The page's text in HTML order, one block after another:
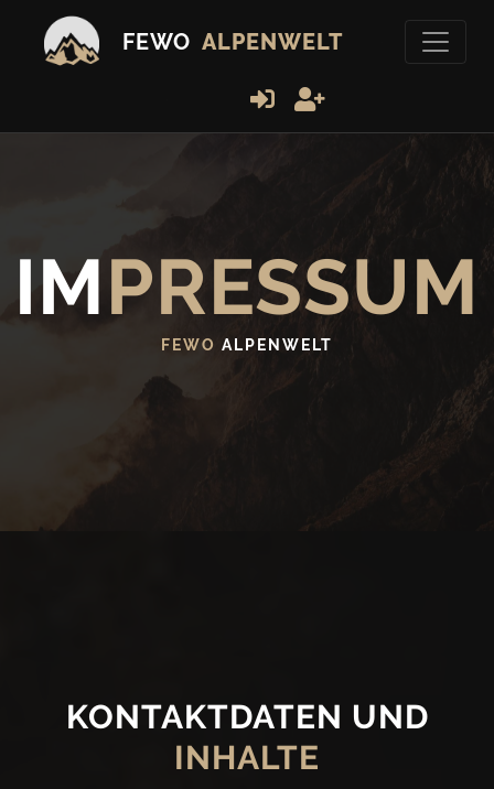
FEWO ALPENWELT
IMPRESSUM
FEWO ALPENWELT
KONTAKTDATEN UND
INHALTE